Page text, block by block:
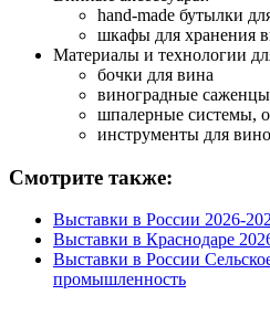
hand-made бутылки
шкафы для хранения
Материалы и технологии
бочки для вина
виноградные саженцы
шпалерные системы,
инструменты для
Смотрите также:
Выставки в России 2026-
Выставки в Краснодаре
Выставки в России
промышленность